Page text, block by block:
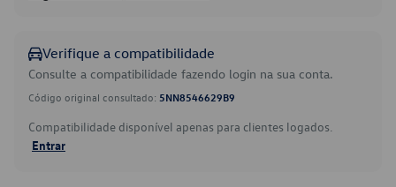
Verifique a compatibilidade
Consulte a compatibilidade fazendo login na sua conta.
Código original consultado: 5NN8546629B9
Compatibilidade disponível apenas para clientes logados.
Entrar